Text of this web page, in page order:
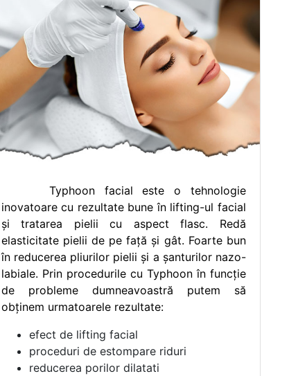
Typhoon facial este o tehnologie
inovatoare cu rezultate bune în lifting-ul facial
și tratarea pielii cu aspect flasc. Redă
elasticitate pielii de pe faţă și gât. Foarte bun
în reducerea pliurilor pielii și a șanturilor nazo-
labiale. Prin procedurile cu Typhoon în funcție
de probleme dumneavoastră putem să
obținem urmatoarele rezultate:
efect de lifting facial
proceduri de estompare riduri
reducerea porilor dilatati